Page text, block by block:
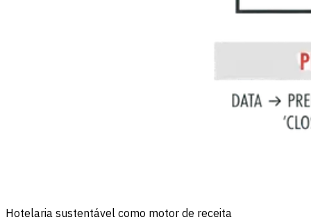
Hotelaria sustentável como motor de receita